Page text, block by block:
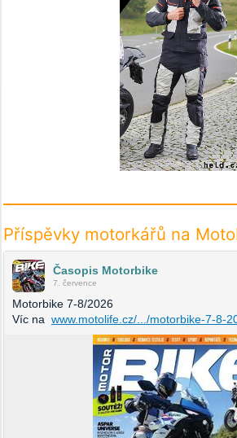
Příspěvky motorkářů na
Časopis Motorbike
7. července
Motorbike 7-8/2026
Víc na www.motolife.cz/.../motorbike-7-8-